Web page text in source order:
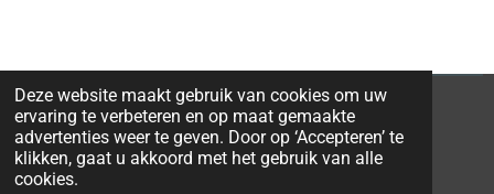
Deze website maakt gebruik van cookies om uw
ervaring te verbeteren en op maat gemaakte
advertenties weer te geven. Door op ‘Accepteren’ te
klikken, gaat u akkoord met het gebruik van alle
cookies.
© 2026 Ravi-Stones